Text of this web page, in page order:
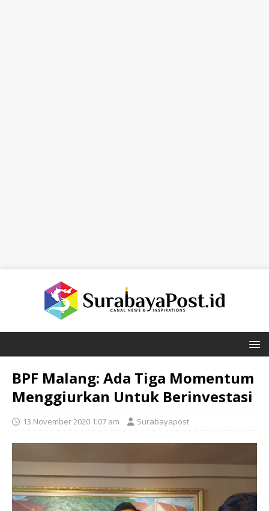
BPF Malang: Ada Tiga Momentum
Menggiurkan Untuk Berinvestasi
13 November 2020 1:07 am Surabayapost